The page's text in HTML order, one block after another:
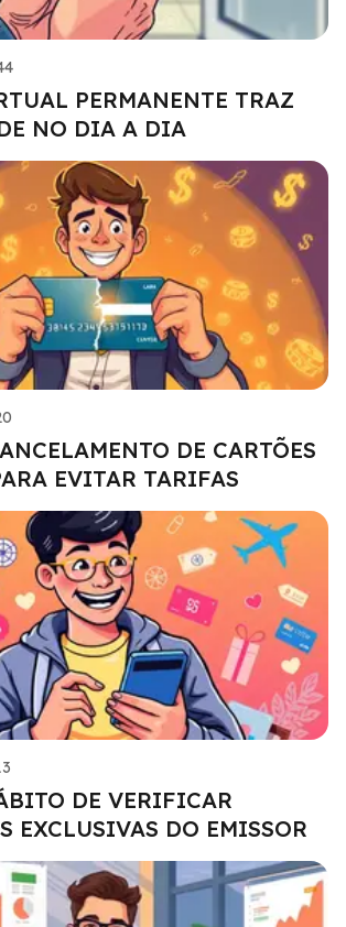
PERMANENTE TRAZ
NO DIA A DIA
DE CARTÕES
EVITAR TARIFAS
DE VERIFICAR
EXCLUSIVAS DO EMISSOR